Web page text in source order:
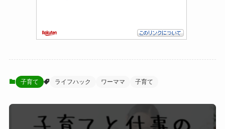
子育て ライフハック ワーママ 子育て